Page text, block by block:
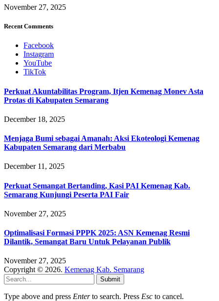
November 27, 2025
Recent Comments
Facebook
Instagram
YouTube
TikTok
Perkuat Akuntabilitas Program, Itjen Kemenag Monev Asta
Protas di Kabupaten Semarang
December 18, 2025
Menjaga Bumi sebagai Amanah: Aksi Ekoteologi Kemenag
Kabupaten Semarang dari Merbabu
December 11, 2025
Perkuat Semangat Bertanding, Kasi PAI Kemenag Kab.
Semarang Kunjungi Peserta PAI Fair
November 27, 2025
Optimalisasi Formasi PPPK 2025: ASN Kemenag Resmi
Dilantik, Semangat Baru Untuk Pelayanan Publik
November 27, 2025
Copyright © 2026. Kemenag Kab. Semarang
Submit
Type above and press Enterto search. Press Esc to cancel.